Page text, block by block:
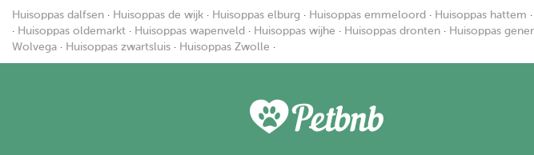
Huisoppas dalfsen · Huisoppas de wijk · Huisoppas elburg · Huisoppas emmeloord · Huisoppas hattem ·
· Huisoppas oldemarkt · Huisoppas wapenveld · Huisoppas wijhe · Huisoppas dronten · Huisoppas
Wolvega · Huisoppas zwartsluis · Huisoppas Zwolle ·